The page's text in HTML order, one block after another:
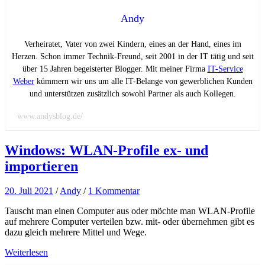
Andy
Verheiratet, Vater von zwei Kindern, eines an der Hand, eines im
Herzen. Schon immer Technik-Freund, seit 2001 in der IT tätig und seit
über 15 Jahren begeisterter Blogger. Mit meiner Firma IT-Service
Weberkümmern wir uns um alle IT-Belange von gewerblichen Kunden
und unterstützen zusätzlich sowohl Partner als auch Kollegen.
www.andysblog.de/
Windows: WLAN-Profile ex- und
importieren
20. Juli 2021 /Andy / 1 Kommentar
Tauscht man einen Computer aus oder möchte man WLAN-Profile
auf mehrere Computer verteilen bzw. mit- oder übernehmen gibt es
dazu gleich mehrere Mittel und Wege.
Weiterlesen